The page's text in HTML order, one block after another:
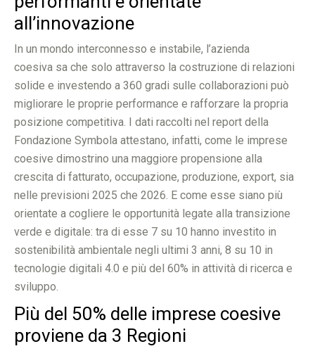
all’innovazione
In un mondo interconnesso e instabile, l’azienda
coesiva sa che solo attraverso la costruzione di relazioni
solide e investendo a 360 gradi sulle collaborazioni può
migliorare le proprie performance e rafforzare la propria
posizione competitiva. I dati raccolti nel report della
Fondazione Symbola attestano, infatti, come le imprese
coesive dimostrino una maggiore propensione alla
crescita di fatturato, occupazione, produzione, export, sia
nelle previsioni 2025 che 2026. E come esse siano più
orientate a cogliere le opportunità legate alla transizione
verde e digitale: tra di esse 7 su 10 hanno investito in
sostenibilità ambientale negli ultimi 3 anni, 8 su 10 in
tecnologie digitali 4.0 e più del 60% in attività di ricerca e
sviluppo.
Più del 50% delle imprese coesive
proviene da 3 Regioni